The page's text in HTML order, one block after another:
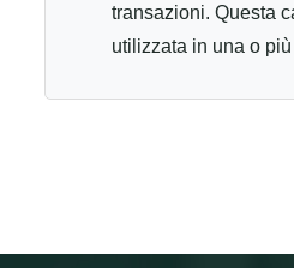
transazioni. Questa
utilizzata in una o